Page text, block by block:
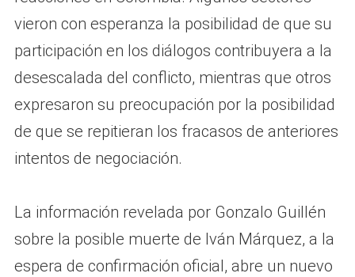
vieron con esperanza la posibilidad de que su
participación en los diálogos contribuyera a la
desescalada del conflicto, mientras que otros
expresaron su preocupación por la posibilidad
de que se repitieran los fracasos de anteriores
intentos de negociación.
La información revelada por Gonzalo Guillén
sobre la posible muerte de Iván Márquez, a la
espera de confirmación oficial, abre un nuevo